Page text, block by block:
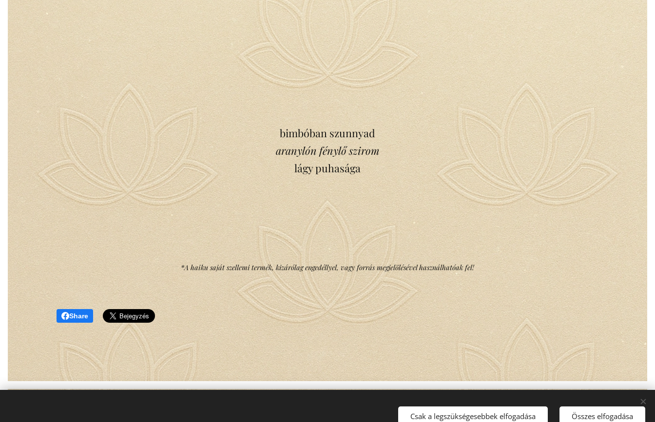
bimbóban szunnyad
aranylón fénylő szirom
lágy puhasága
*A haiku saját szellemi termék, kizárólag engedéllyel, vagy forrás megjelölésével használhatóak fel!
Share
Csak a legszükségesebbek elfogadása Összes elfogadása